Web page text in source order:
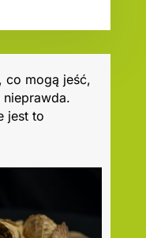
co mogą jeść,
jest to